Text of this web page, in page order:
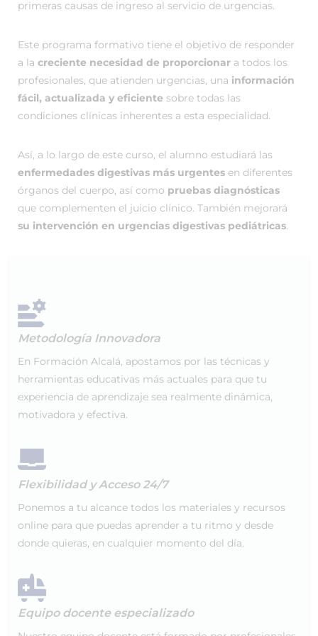
primeras causas de ingreso al servicio de urgencias.
Este programa formativo tiene el objetivo de responder
a la creciente necesidad de proporcionar a todos los
profesionales, que atienden urgencias, una información
fácil, actualizada y eficiente sobre todas las
condiciones clínicas inherentes a esta especialidad.
Así, a lo largo de este curso, el alumno estudiará las
enfermedades digestivas más urgentes en diferentes
órganos del cuerpo, así como pruebas diagnósticas
que complementen el juicio clínico. También mejorará
su intervención en urgencias digestivas pediátricas.
Metodología Innovadora
En Formación Alcalá, apostamos por las técnicas y
herramientas educativas más actuales para que tu
experiencia de aprendizaje sea realmente dinámica,
motivadora y efectiva.
Flexibilidad y Acceso 24/7
Ponemos a tu alcance todos los materiales y recursos
online para que puedas aprender a tu ritmo y desde
donde quieras, en cualquier momento del día.
Equipo docente especializado